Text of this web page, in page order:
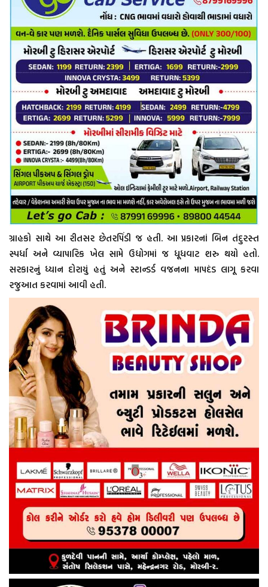
ગ્રાહકો સાથે આ રીતસર છેતરપિંડી જ હતી. આ પ્રકારનાં બિન તંદુરસ્ત
સ્પર્ધા અને વ્યાપારિક ખેલ સામે ઉદ્યોગમાં જ ધૂધવાટ શરુ થયો હતો.
સરકારનું ધ્યાન દોરાયું હતું અને સ્ટાન્ડર્ડ વજનના માપદંડ લાગૂ કરવા
રજુઆત કરવામાં આવી હતી.